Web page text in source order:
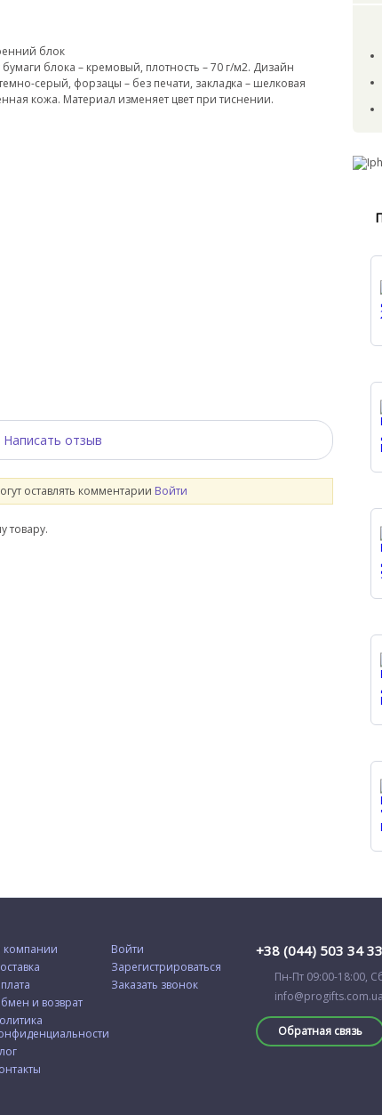
блок
блока – кремовый, плотность – 70 г/м2. Дизайн
серый, форзацы – без печати, закладка – шелковая
кожа. Материал изменяет цвет при тиснении.
Написать отзыв
оставлять комментарии Войти
товару.
компании
и возврат
Войти
Зарегистрироваться
Заказать звонок
+38 (044) 503 34 33
Пн-Пт 09:00-18:00,
info@progifts.com.ua
Обратная связь